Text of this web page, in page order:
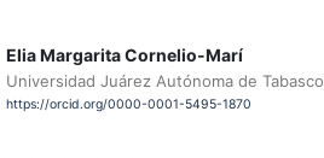
Elia Margarita Cornelio-Marí
Universidad Juárez Autónoma de Tabasco
https://orcid.org/0000-0001-5495-1870